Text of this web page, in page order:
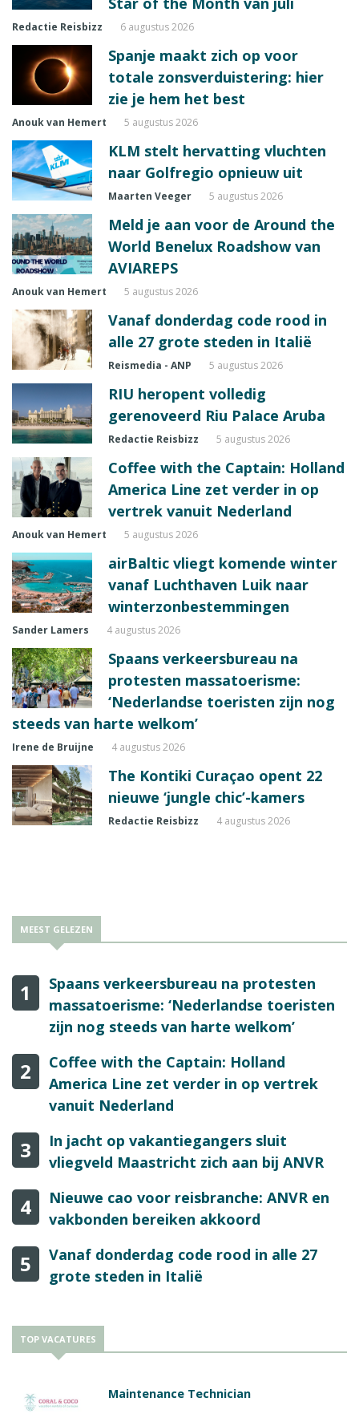
Redactie Reisbizz 6 augustus 2026
Spanje maakt zich op voor
totale zonsverduistering: hier
zie je hem het best
Anouk van Hemert 5 augustus 2026
KLM stelt hervatting vluchten
naar Golfregio opnieuw uit
Maarten Veeger 5 augustus 2026
Meld je aan voor de Around the
World Benelux Roadshow van
AVIAREPS
Anouk van Hemert 5 augustus 2026
Vanaf donderdag code rood in
alle 27 grote steden in Italië
Reismedia - ANP 5 augustus 2026
RIU heropent volledig
gerenoveerd Riu Palace Aruba
Redactie Reisbizz 5 augustus 2026
Coffee with the Captain: Holland
America Line zet verder in op
vertrek vanuit Nederland
Anouk van Hemert 5 augustus 2026
airBaltic vliegt komende winter
vanaf Luchthaven Luik naar
winterzonbestemmingen
Sander Lamers 4 augustus 2026
Spaans verkeersbureau na
protesten massatoerisme:
‘Nederlandse toeristen zijn nog
steeds van harte welkom’
Irene de Bruijne 4 augustus 2026
The Kontiki Curaçao opent 22
nieuwe ‘jungle chic’-kamers
Redactie Reisbizz 4 augustus 2026
MEEST GELEZEN
1
Spaans verkeersbureau na protesten
massatoerisme: ‘Nederlandse toeristen
zijn nog steeds van harte welkom’
2
Coffee with the Captain: Holland
America Line zet verder in op vertrek
vanuit Nederland
3
In jacht op vakantiegangers sluit
vliegveld Maastricht zich aan bij ANVR
4
Nieuwe cao voor reisbranche: ANVR en
vakbonden bereiken akkoord
5
Vanaf donderdag code rood in alle 27
grote steden in Italië
TOP VACATURES
Maintenance Technician